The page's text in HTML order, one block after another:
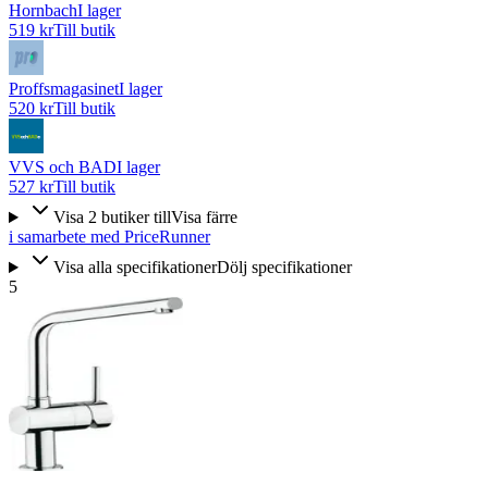
HornbachI lager
519 krTill butik
ProffsmagasinetI lager
520 krTill butik
VVS och BADI lager
527 krTill butik
Visa 2 butiker tillVisa färre
i samarbete med PriceRunner
Visa alla specifikationerDölj specifikationer
5